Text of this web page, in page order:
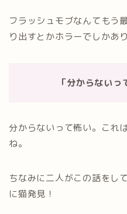
フラッシュモブなんてもう
り出すとかホラーでしかあ
「分からない
分からないって怖い。これ
ね。
ちなみに二人がこの話をし
に猫発見！